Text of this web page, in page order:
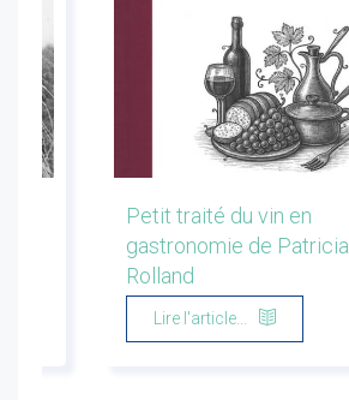
Petit traité du vin en
gastronomie de Patricia
Rolland
Lire l'article...